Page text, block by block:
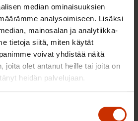
median ominaisuuksien
analysoimiseen. Lisäksi
mainosalan ja analytiikka-
tietoja siitä, miten käytät
voivat yhdistää näitä
joita olet antanut heille tai joita on
heidän palvelujaan.